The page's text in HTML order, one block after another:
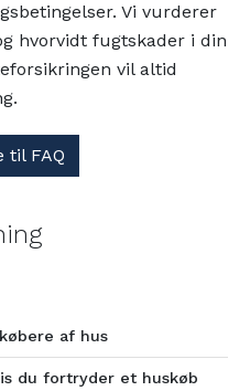
Vi vurderer
hvorvidt fugtskader i din
vil altid
til FAQ
af hus
du fortryder et huskøb